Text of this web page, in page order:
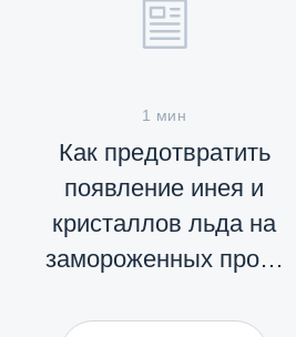
1 мин
Как предотвратить
появление инея и
кристаллов льда на
замороженных про…